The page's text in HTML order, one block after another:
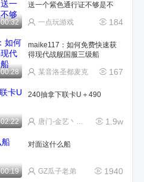
00:32
送一个紫色通行证不够是不
184
一点玩游戏
00:28
maike117：如何免费快速获
得现代战舰国服三级船
167
某音洛圣都麦克
02:22
240抽拿下联卡U＋490
1.9w
唐门-金艺丶星光盒饭
00:19
对面这什么船
1940
GZ瓜子老弟